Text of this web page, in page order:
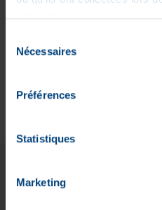
services.
Nécessaires
Préférences
Statistiques
Marketing
APB 637910
Service de garde :
Le samedi de 9h à 17h
Méthode de paiement